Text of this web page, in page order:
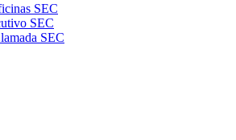
SEC
SEC
SEC